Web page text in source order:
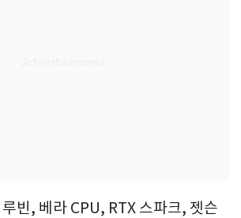
빈, 베라 CPU, RTX 스파크, 젯슨